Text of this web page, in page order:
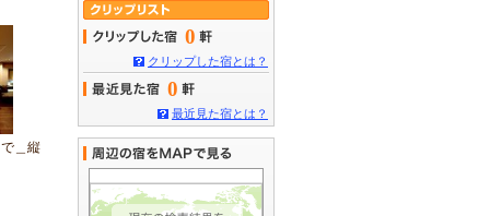
＿縦
0
クリップした宿とは？
0
最近見た宿とは？